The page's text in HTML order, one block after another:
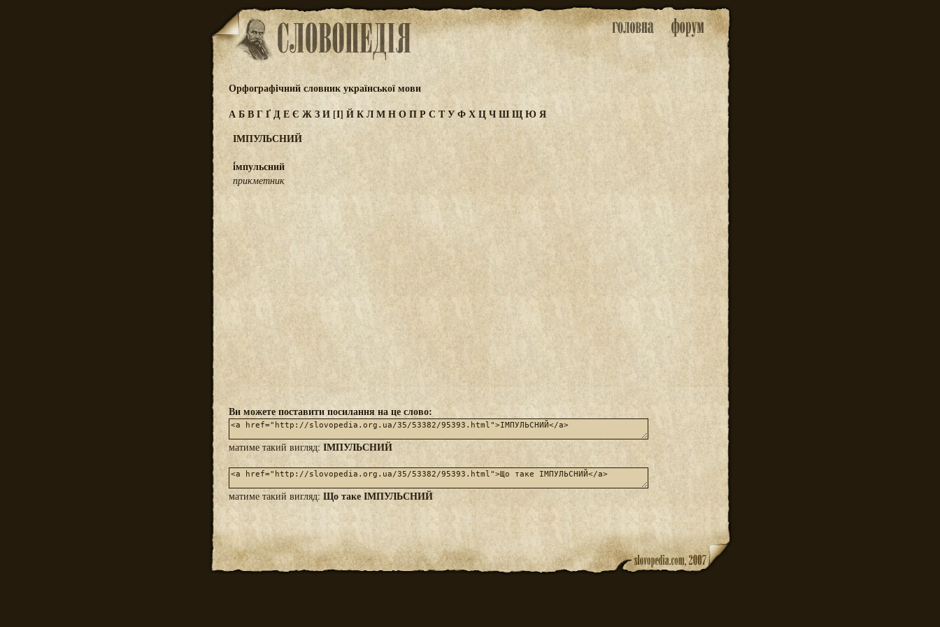
Орфографічний словник української мови
АБВГҐДЕЄ ЖЗИ [І] ЙКЛМНОПРС ТУФХЦЧШЩЮ Я
ІМПУЛЬСНИЙ
і́мпульсний
прикметник
Ви можете поставити посилання на це слово:
матиме такий вигляд: ІМПУЛЬСНИЙ
матиме такий вигляд: Що таке ІМПУЛЬСНИЙ